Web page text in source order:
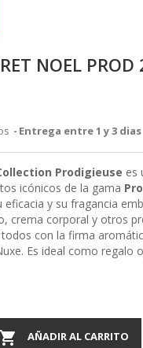
NOEL PROD
Entrega entre 1 y 3 dias
Prodigieuse es
icónicos de la gama
y su fragancia
crema corporal y otros
con la firma
Es ideal como regalo
 AÑADIR AL CARRITO